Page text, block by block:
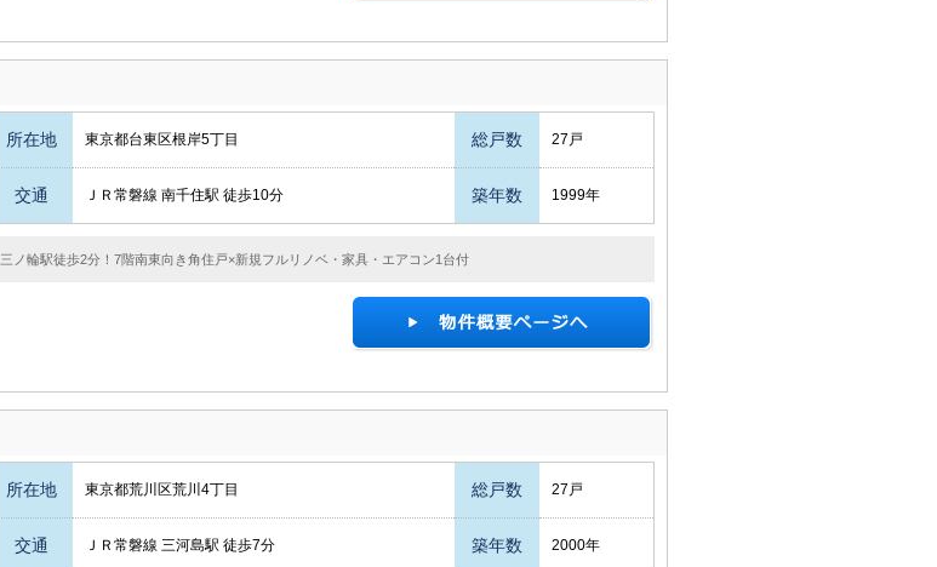
所在地 東京都台東区根岸5丁目 総戸数 27戸
交通 ＪＲ常磐線 南千住駅 徒歩10分 築年数 1999年
三ノ輪駅徒歩2分！7階南東向き角住戸×新規フルリノベ・家具・エアコン1台付
所在地 東京都荒川区荒川4丁目 総戸数 27戸
交通 ＪＲ常磐線 三河島駅 徒歩7分 築年数 2000年